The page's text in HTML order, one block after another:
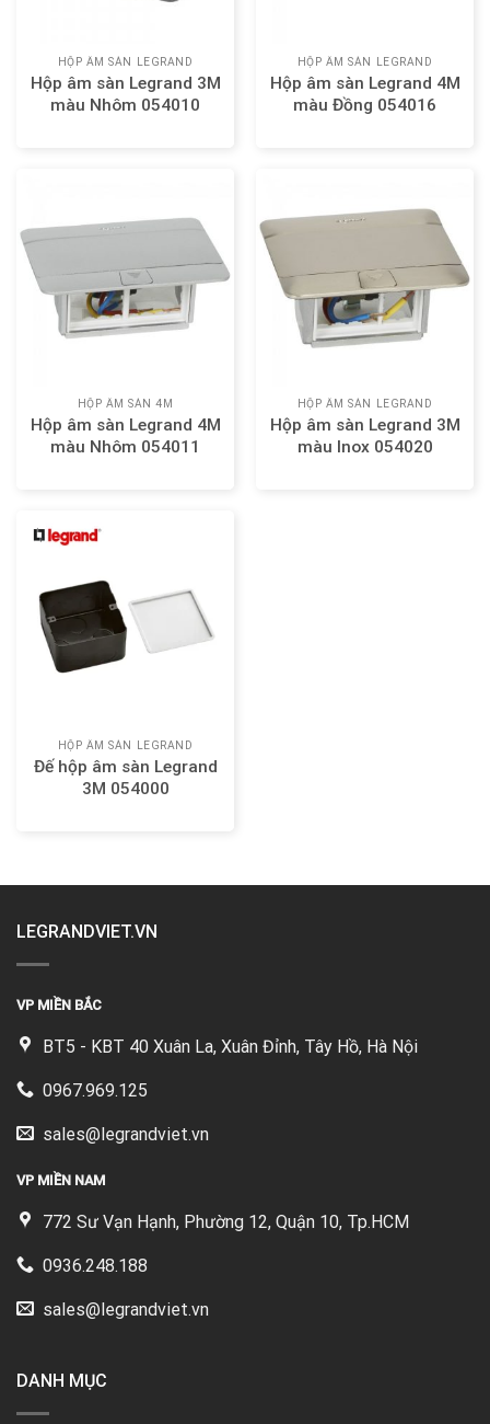
HỘP ÂM SÀN LEGRAND
Hộp âm sàn Legrand 3M
màu Nhôm 054010
HỘP ÂM SÀN LEGRAND
Hộp âm sàn Legrand 4M
màu Đồng 054016
HỘP ÂM SÀN 4M
Hộp âm sàn Legrand 4M
màu Nhôm 054011
HỘP ÂM SÀN LEGRAND
Hộp âm sàn Legrand 3M
màu Inox 054020
HỘP ÂM SÀN LEGRAND
Đế hộp âm sàn Legrand
3M 054000
LEGRANDVIET.VN
VP MIỀN BẮC
BT5 - KBT 40 Xuân La, Xuân Đỉnh, Tây Hồ, Hà Nội
0967.969.125
sales@legrandviet.vn
VP MIỀN NAM
772 Sư Vạn Hạnh, Phường 12, Quận 10, Tp.HCM
0936.248.188
sales@legrandviet.vn
DANH MỤC